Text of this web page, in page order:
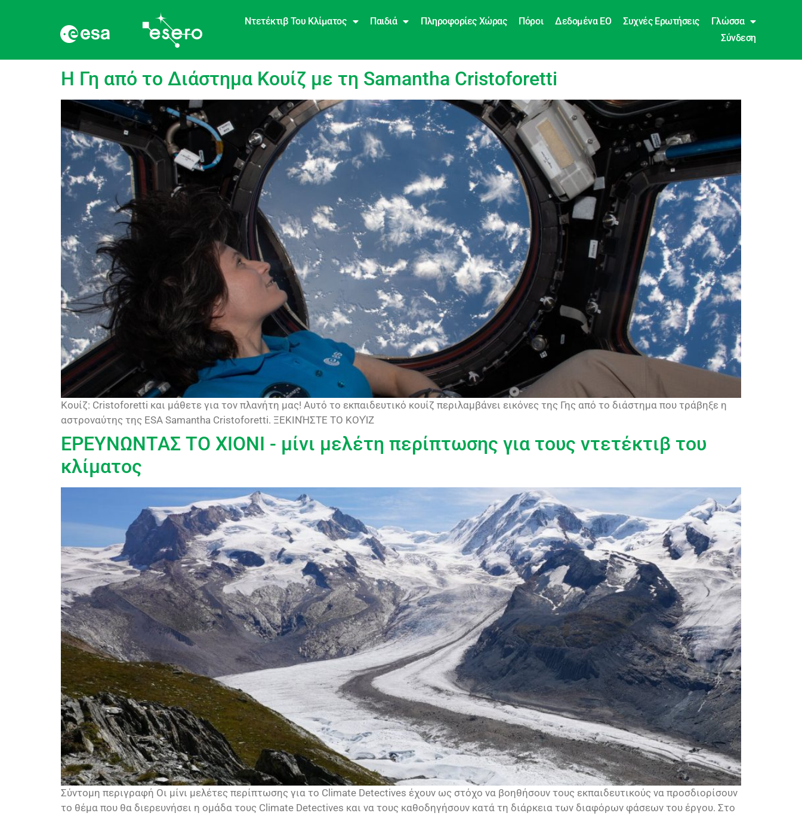
Ντετέκτιβ Του Κλίματος Παιδιά Πληροφορίες Χώρας Πόροι Δεδομένα EO Συχνές Ερωτήσεις
Γλώσσα
Σύνδεση
language:Αγγλικά
Η Γη από το Διάστημα Κουίζ με τη Samantha Cristoforetti
Κουίζ: Cristoforetti και μάθετε για τον πλανήτη μας! Αυτό το εκπαιδευτικό κουίζ περιλαμβάνει εικόνες της Γης από το διάστημα που τράβηξε η
αστροναύτης της ESA Samantha Cristoforetti. ΞΕΚΙΝΉΣΤΕ ΤΟ ΚΟΥΊΖ
ΕΡΕΥΝΩΝΤΑΣ ΤΟ ΧΙΟΝΙ - μίνι μελέτη περίπτωσης για τους ντετέκτιβ του
κλίματος
Σύντομη περιγραφή Οι μίνι μελέτες περίπτωσης για το Climate Detectives έχουν ως στόχο να βοηθήσουν τους εκπαιδευτικούς να προσδιορίσουν
το θέμα που θα διερευνήσει η ομάδα τους Climate Detectives και να τους καθοδηγήσουν κατά τη διάρκεια των διαφόρων φάσεων του έργου. Στο